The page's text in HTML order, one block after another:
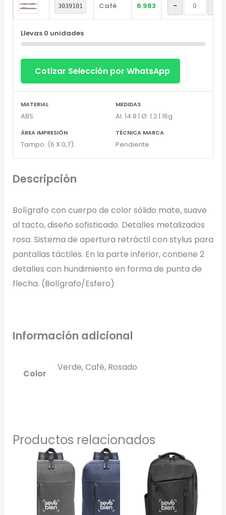
3039101 Café 6.983 -
Llevas 0 unidades
Cotizar Selección por WhatsApp
MATERIAL
ABS
MEDIDAS
Al: 14.8 | Ø: 1.2 | 16g
ÁREA IMPRESIÓN
Tampo: (6 X 0,7).
TÉCNICA MARCA
Pendiente
Descripción
Bolígrafo con cuerpo de color sólido mate, suave
al tacto, diseño sofisticado. Detalles metalizados
rosa. Sistema de apertura retráctil con stylus para
pantallas táctiles. En la parte inferior, contiene 2
detalles con hundimiento en forma de punta de
flecha. (Bolígrafo/Esfero)
Información adicional
Color
Verde, Café, Rosado
Productos relacionados